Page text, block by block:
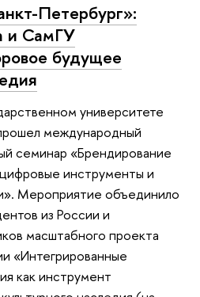
Петербург»:
и СамГУ
будущее
университете
международный
семинар «Брендирование
инструменты и
Мероприятие объединило
из России и
масштабного проекта
«Интегрированные
как инструмент